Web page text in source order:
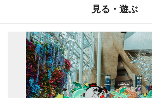
見る・遊ぶ